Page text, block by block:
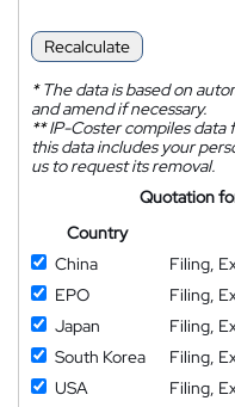
Recalculate
*The data is based on
and amend if necessary.
**IP-Coster compiles data
this data includes your
us to request its removal.
Quotation
Country
China
Filing,
EPO
Filing,
Japan
Filing,
South Korea
Filing,
USA
Filing,